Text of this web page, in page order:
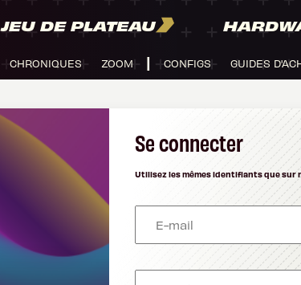
JEU DE PLATEAU
CHRONIQUES ZOOM CONFIGS GUIDES
Se connecter
Utilisez les mêmes identifiants que sur